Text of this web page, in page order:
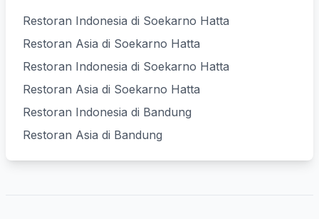
Restoran Indonesia di Soekarno Hatta
Restoran Asia di Soekarno Hatta
Restoran Indonesia di Soekarno Hatta
Restoran Asia di Soekarno Hatta
Restoran Indonesia di Bandung
Restoran Asia di Bandung